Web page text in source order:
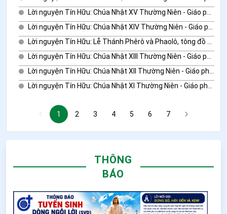
Lời nguyện Tín Hữu: Chúa Nhật XV Thường Niên - Giáo phận Mỹ Tho
Lời nguyện Tín Hữu: Chúa Nhật XIV Thường Niên - Giáo phận Mỹ Tho
Lời nguyện Tín Hữu: Lễ Thánh Phêrô và Phaolô, tông đồ - Giáo phận Mỹ Tho
Lời nguyện Tín Hữu: Chúa Nhật XIII Thường Niên - Giáo phận Mỹ Tho
Lời nguyện Tín Hữu: Chúa Nhật XII Thường Niên - Giáo phận Mỹ Tho
Lời nguyện Tín Hữu: Chúa Nhật XI Thường Niên - Giáo phận Mỹ Tho
1 2 3 4 5 6 7
THÔNG
BÁO